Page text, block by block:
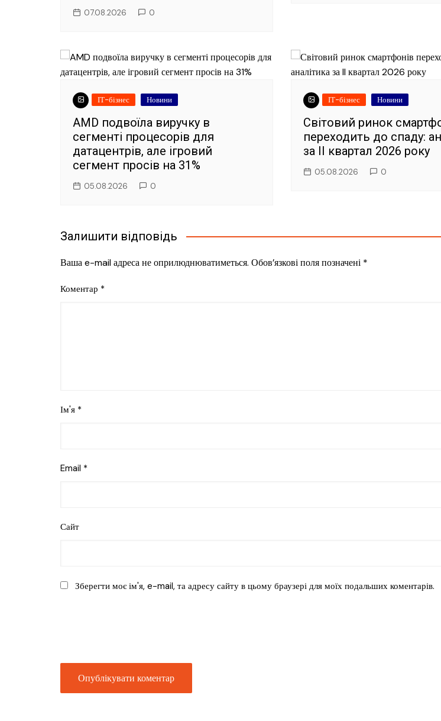
07.08.2026 0
ІТ-бізнес Новини
AMD подвоїла виручку в
сегменті процесорів для
датацентрів, але ігровий
сегмент просів на 31%
05.08.2026 0
ІТ-бізнес Новини
Світовий ринок
переходить до спаду:
за II квартал 2026 року
05.08.2026 0
Залишити відповідь
Ваша e-mail адреса не оприлюднюватиметься. Обов’язкові поля позначені *
Коментар *
Ім'я *
Email *
Сайт
Зберегти моє ім'я, e-mail, та адресу сайту в цьому браузері для моїх подальших коментарів.